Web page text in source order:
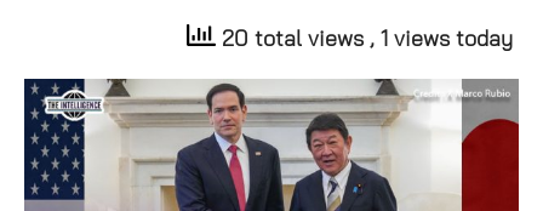
20 total views , 1 views today